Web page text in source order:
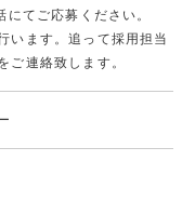
てご応募ください。
います。追って採用担当
ご連絡致します。